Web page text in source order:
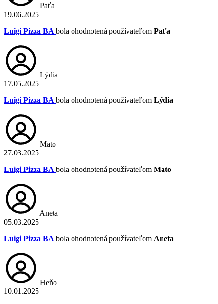
Paťa
19.06.2025
Luigi Pizza BA bola ohodnotená používateľom Paťa
Lýdia
17.05.2025
Luigi Pizza BA bola ohodnotená používateľom Lýdia
Mato
27.03.2025
Luigi Pizza BA bola ohodnotená používateľom Mato
Aneta
05.03.2025
Luigi Pizza BA bola ohodnotená používateľom Aneta
Heňo
10.01.2025